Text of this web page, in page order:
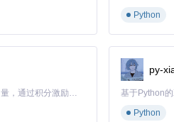
正常
）
Python
「源启盛夏」暑期校园开发者成长计划旨在激活校园开源力量，通过积分激励、认证扶持、资源倾斜等形式，引导高校组织和开发者完成「入驻 — 建项目 — 做贡献 — 获认证 — 得资源」的完整闭环。无论你是想带领社团入驻平台的组织者，还是希望用代码贡献证明自己的开发者，都能在这里找到属于你的成长路径。
py-
Python